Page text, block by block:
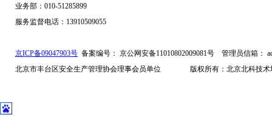
业务部：010-51285899
服务监督电话：13910509055
京ICP备09047903号 备案编号： 京公网安备11010802009081号 管理员信箱：
北京市丰台区安全生产管理协会理事会员单位 版权所有：北京北科技术培